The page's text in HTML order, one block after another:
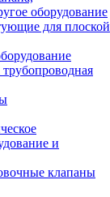
оборудование
для плоской
и
клапаны